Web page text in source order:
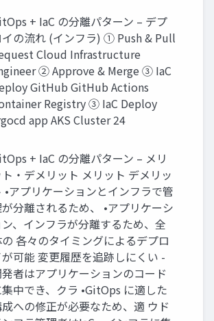
+ IaC の分離パターン – デプ
イの流れ (インフラ) ① Push & Pull
Cloud Infrastructure
② Approve & Merge ③ IaC
GitHub GitHub Actions
Registry ③ IaC Deploy
app AKS Cluster 24
+ IaC の分離パターン – メリ
ト・デメリット メリット デメリッ
•アプリケーションとインフラで管
分離されるため、 •アプリケーシ
ン、インフラが分離するため、全
各々のタイミングによるデプロ
可能 変更履歴を追跡しにくい -
者はアプリケーションのコード
集中でき、クラ •GitOps に適した
への修正が必要なため、適 ウド